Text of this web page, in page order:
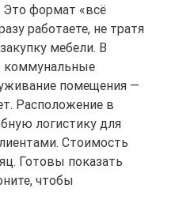
формат «всё
работаете, не тратя
мебели. В
коммунальные
помещения —
Расположение в
логистику для
Стоимость
Готовы показать
чтобы